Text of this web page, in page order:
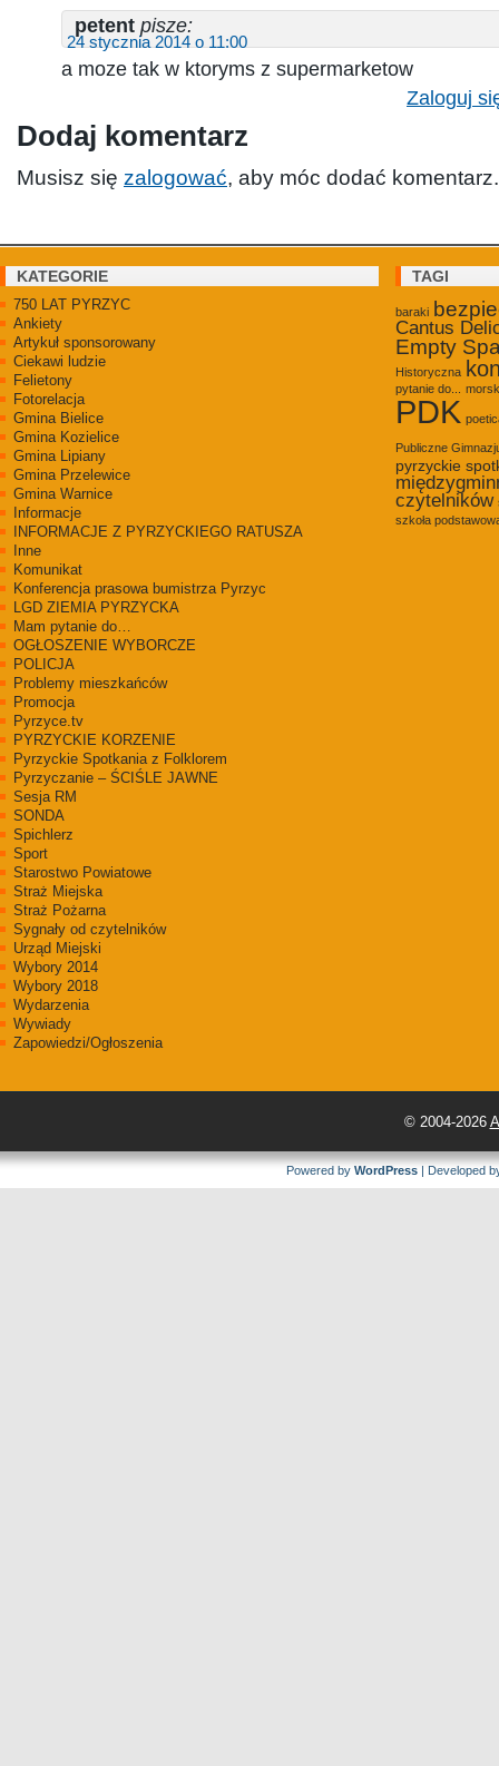
petent pisze:
24 stycznia 2014 o 11:00
a moze tak w ktoryms z supermarketow
Zaloguj
Dodaj komentarz
Musisz się zalogować, aby móc dodać komentarz.
KATEGORIE
750 LAT PYRZYC
Ankiety
Artykuł sponsorowany
Ciekawi ludzie
Felietony
Fotorelacja
Gmina Bielice
Gmina Kozielice
Gmina Lipiany
Gmina Przelewice
Gmina Warnice
Informacje
INFORMACJE Z PYRZYCKIEGO RATUSZA
Inne
Komunikat
Konferencja prasowa bumistrza Pyrzyc
LGD ZIEMIA PYRZYCKA
Mam pytanie do…
OGŁOSZENIE WYBORCZE
POLICJA
Problemy mieszkańców
Promocja
Pyrzyce.tv
PYRZYCKIE KORZENIE
Pyrzyckie Spotkania z Folklorem
Pyrzyczanie – ŚCIŚLE JAWNE
Sesja RM
SONDA
Spichlerz
Sport
Starostwo Powiatowe
Straż Miejska
Straż Pożarna
Sygnały od czytelników
Urząd Miejski
Wybory 2014
Wybory 2018
Wydarzenia
Wywiady
Zapowiedzi/Ogłoszenia
TAGI
baraki
Cantus
Empty
Historyczna
pytanie do...
PDK
Publiczne
pyrzyckie
czytelników
szkoła
© 2004-2026
Powered by WordPress | Developed